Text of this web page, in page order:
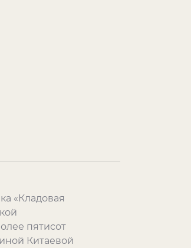
«Кладовая
пятисот
Китаевой